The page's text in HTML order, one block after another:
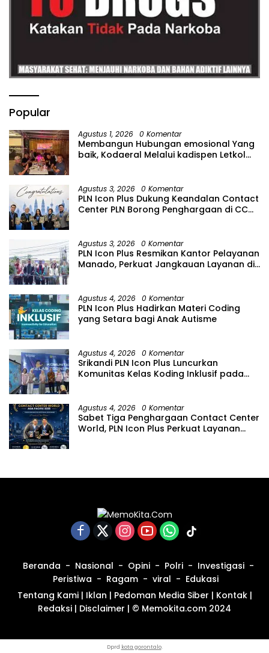
Popular
Agustus 1, 2026 0 Komentar
Membangun Hubungan emosional Yang
baik, Kodaeral Melalui kadispen Letkol
suasana Santai lebih Dekat Dan
Harmonis.
Agustus 3, 2026 0 Komentar
PLN Icon Plus Dukung Keandalan Contact
Center PLN Borong Penghargaan di CCW
Agustus 3, 2026 0 Komentar
PLN Icon Plus Resmikan Kantor Pelayanan
Manado, Perkuat Jangkauan Layanan di
Agustus 4, 2026 0 Komentar
PLN Icon Plus Hadirkan Materi Coding
yang Setara bagi Anak Autisme
Agustus 4, 2026 0 Komentar
Srikandi PLN Icon Plus Luncurkan
Komunitas Kelas Koding Inklusif pada
Agustus 4, 2026 0 Komentar
Sabet Tiga Penghargaan Contact Center
World, PLN Icon Plus Perkuat Layanan
Beranda Nasional Opini Polri
Investigasi
Peristiwa
Ragam viral
Edukasi
Tentang Kami| Iklan | Pedoman Media Siber | Kontak|
Redaksi | Disclaimer | © Memokita.com 2024
Dprd kota gorontalo.